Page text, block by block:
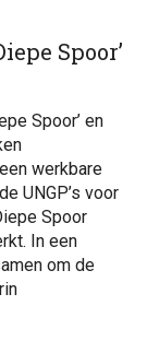
Spoor’
Spoor’ en
werkbare
UNGP’s voor
Spoor
In een
om de